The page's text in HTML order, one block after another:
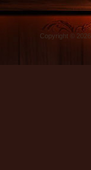
Copyright ©